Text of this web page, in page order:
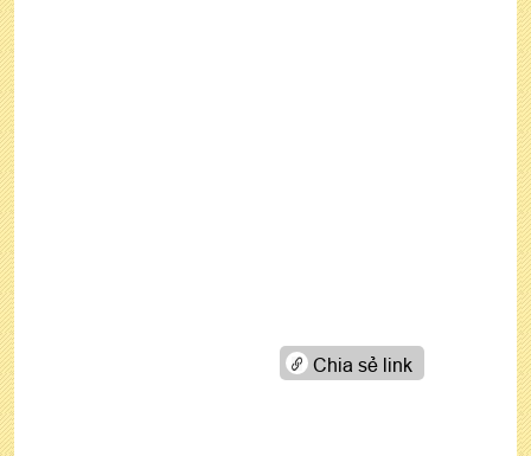
Chia sẻ link